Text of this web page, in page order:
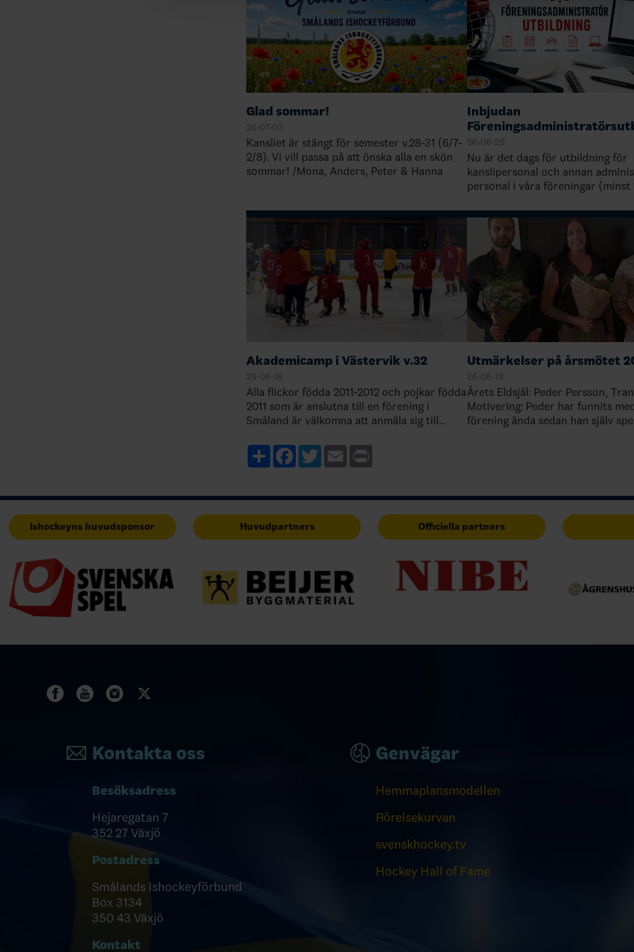
Glad sommar!
26-07-03
Kansliet är stängt för semester v.28-31 (6/7-
2/8). Vi vill passa på att önska alla en skön
sommar! /Mona, Anders, Peter & Hanna
Inbjudan
26-06-29
Nu är det dags för utbildning för
kanslipersonal och annan
personal i våra föreningar (minst
kunskaperna kring de
Akademicamp i Västervik v.32
26-06-18
Alla flickor födda 2011-2012 och pojkar födda
2011 som är anslutna till en förening i
Småland är välkomna att anmäla sig till
godkänner ditt deltagande innan d…
Utmärkelser på årsmötet
26-06-18
Årets Eldsjäl: Peder Persson,
Motivering: Peder har funnits med i vår
förening ända sedan han själv
ShareFacebook
TwitterEmail
Ishockeyns huvudsponsor Huvudpartners Officiella partners
Kontakta oss
Besöksadress
Hejaregatan 7
352 27 Växjö
Postadress
Smålands Ishockeyförbund
Box 3134
350 43 Växjö
Kontakt
Genvägar
Hemmaplansmodellen
Rörelsekurvan
svenskhockey.tv
Hockey Hall of Fame